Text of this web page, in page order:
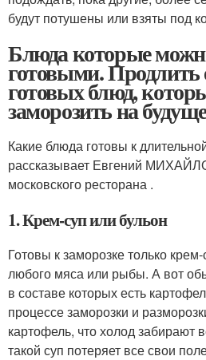
будут потушены или взяты под
Блюда которые
готовыми. Продлить
готовых блюд,
заморозить на
Какие блюда готовы к
рассказывает Евгений
московского ресторана .
1. Крем-суп или бульон
Готовы к заморозке только
любого мяса или рыбы. А вот
в составе которых есть
процессе заморозки и
картофель, что холод забирают
такой суп потеряет все свои